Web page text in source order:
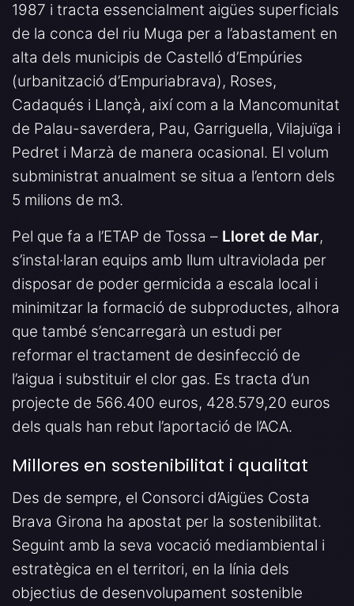
1987 i tracta essencialment aigües superficials
de la conca del riu Muga per a l’abastament en
alta dels municipis de Castelló d’Empúries
(urbanització d’Empuriabrava), Roses,
Cadaqués i Llançà, així com a la Mancomunitat
de Palau-saverdera, Pau, Garriguella, Vilajuïga i
Pedret i Marzà de manera ocasional. El volum
subministrat anualment se situa a l’entorn dels
5 milions de m3.
Pel que fa a l’ETAP de Tossa – Lloret de Mar,
s’instal·laran equips amb llum ultraviolada per
disposar de poder germicida a escala local i
minimitzar la formació de subproductes, alhora
que també s’encarregarà un estudi per
reformar el tractament de desinfecció de
l’aigua i substituir el clor gas. Es tracta d’un
projecte de 566.400 euros, 428.579,20 euros
dels quals han rebut l’aportació de l’ACA.
Millores en sostenibilitat i qualitat
Des de sempre, el Consorci d’Aigües Costa
Brava Girona ha apostat per la sostenibilitat.
Seguint amb la seva vocació mediambiental i
estratègica en el territori, en la línia dels
objectius de desenvolupament sostenible